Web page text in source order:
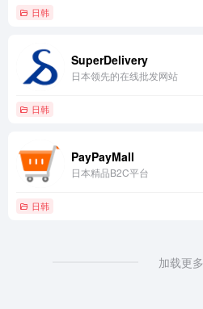
日韩
SuperDelivery
日本领先的在线批发网站
日韩
PayPayMall
日本精品B2C平台
日韩
加载更多